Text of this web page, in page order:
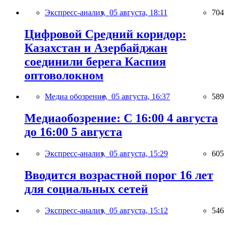
Экспресс-анализ, 05 августа, 18:11 704
Цифровой Средний коридор:
Казахстан и Азербайджан
соединили берега Каспия
оптоволокном
Медиа обозрение, 05 августа, 16:37 589
Медиаобозрение: С 16:00 4 августа
до 16:00 5 августа
Экспресс-анализ, 05 августа, 15:29 605
Вводится возрастной порог 16 лет
для социальных сетей
Экспресс-анализ, 05 августа, 15:12 546